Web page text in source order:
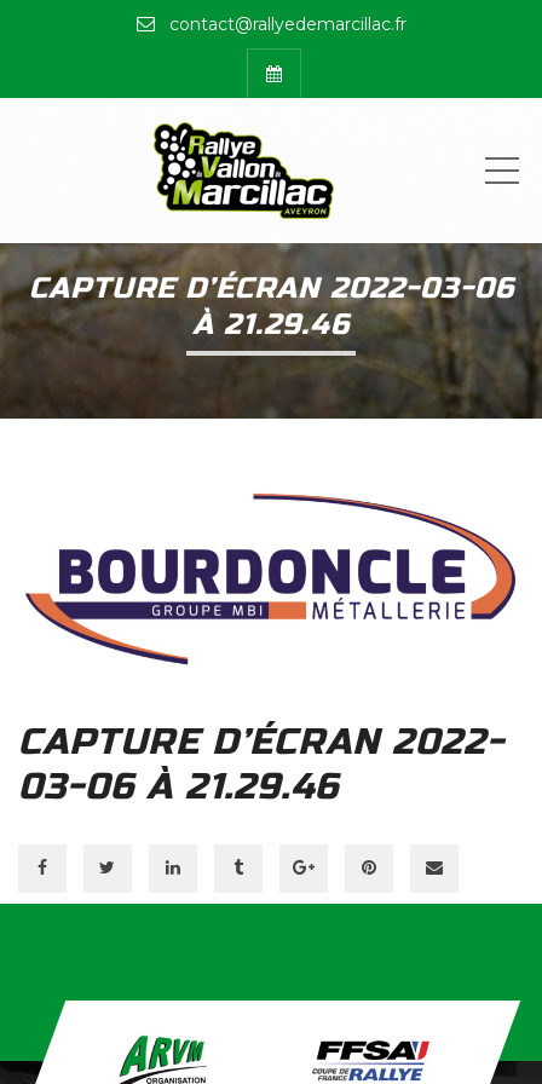
contact@rallyedemarcillac.fr
CAPTURE D’ÉCRAN 2022-03-06
À 21.29.46
CAPTURE D’ÉCRAN 2022-
03-06 À 21.29.46